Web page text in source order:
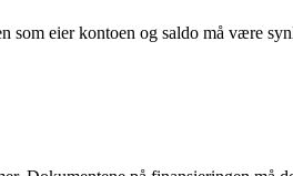
som eier kontoen og saldo må være